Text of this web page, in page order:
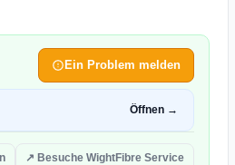
Ein Problem melden
Öffnen →
↗ Besuche WightFibre Service